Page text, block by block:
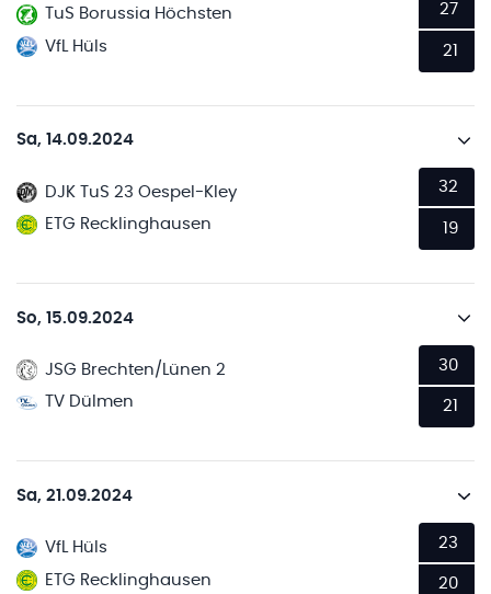
TuS Borussia Höchsten
VfL Hüls
27
21
Sa, 14.09.2024
DJK TuS 23 Oespel-Kley
ETG Recklinghausen
32
19
So, 15.09.2024
JSG Brechten/Lünen 2
TV Dülmen
30
21
Sa, 21.09.2024
VfL Hüls
ETG Recklinghausen
23
20